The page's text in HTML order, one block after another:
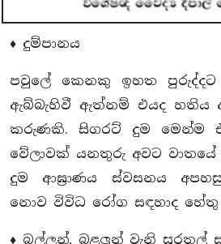
♦ දුම්පානය
පවුලේ කෙනකු ඉහත
ඇබ්බැහිවී ඇත්නම් එයද හතිය
කරුණකි. සිගරට් දුම මෙන්ම
වේලාවක් යනතුරු අවට වාතයේ
දුම ආඝ්‍රාණය ස්වසනය
නොව විවිධ රෝග සඳහාද හේතු
♦ බල්ලන්, බළලුන් වැනි සුරතල්